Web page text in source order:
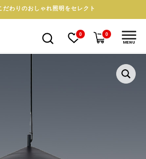
だわりのおしゃれ照明をセレクト
0 0
MENU